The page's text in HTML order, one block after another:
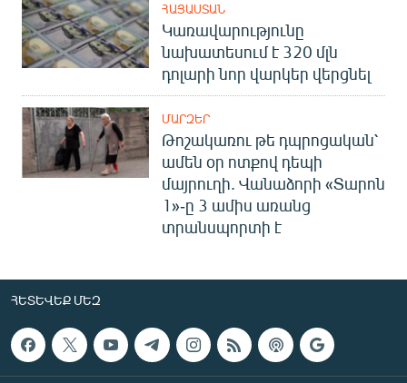
ՀԱՅԱՍՏԱՆ
Կառավարությունը
նախատեսում է 320 մլն
դոլարի նոր վարկեր վերցնել
ՄԱՐԶԵՐ
Թոշակառու թե դպրոցական՝
ամեն օր ոտքով դեպի
մայրուղի. Վանաձորի «Տարոն
1»-ը 3 ամիս առանց
տրանսպորտի է
ՀԵՏԵՎԵՔ ՄԵԶ